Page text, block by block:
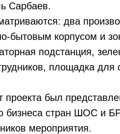
Сарбаев.
два
бытовым корпусом и
подстанция,
площадка для
проекта был
бизнеса стран ШОС и
мероприятия.